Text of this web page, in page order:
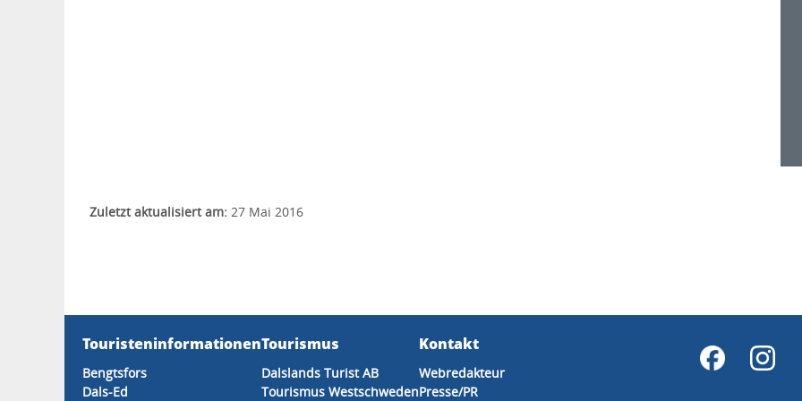
Zuletzt aktualisiert am: 27 Mai 2016
Touristeninformationen
Bengtsfors
Dals-Ed
Tourismus
Dalslands Turist AB
Tourismus Westschweden
Kontakt
Webredakteur
Presse/PR